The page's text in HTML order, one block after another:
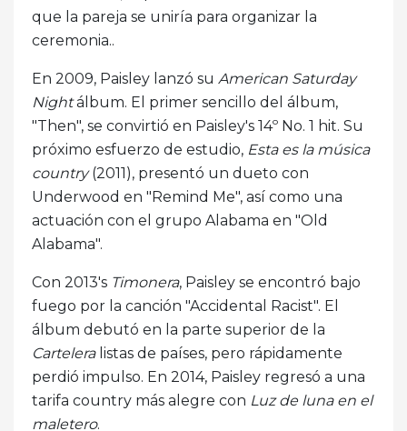
que la pareja se uniría para organizar la
ceremonia..
En 2009, Paisley lanzó su American Saturday
Nightálbum. El primer sencillo del álbum,
"Then", se convirtió en Paisley's 14º No. 1 hit. Su
próximo esfuerzo de estudio, Esta es la música
country(2011), presentó un dueto con
Underwood en "Remind Me", así como una
actuación con el grupo Alabama en "Old
Alabama".
Con 2013's Timonera, Paisley se encontró bajo
fuego por la canción "Accidental Racist". El
álbum debutó en la parte superior de la
Carteleralistas de países, pero rápidamente
perdió impulso. En 2014, Paisley regresó a una
tarifa country más alegre con Luz de luna en el
maletero.